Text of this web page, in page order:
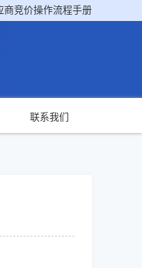
商竞价操作流程手册
联系我们